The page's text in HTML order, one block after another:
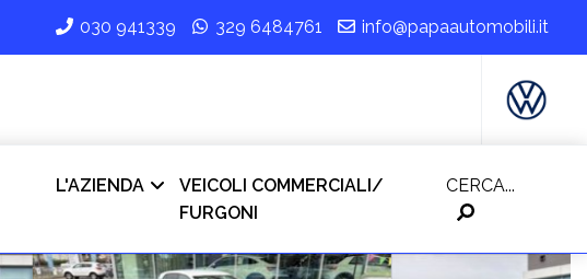
030 941339 329 6484761 info@papaautomobili.it
L'AZIENDA
VEICOLI COMMERCIALI/
FURGONI
CERCA...